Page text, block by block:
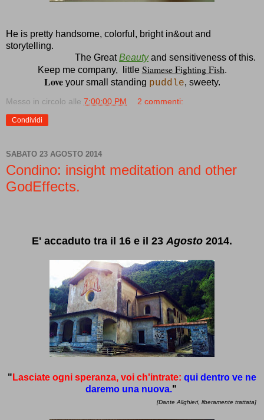
He is pretty handsome, colorful, bright in&out and
storytelling.
The GreatBeautyand sensitiveness of this.
Keep me company, little Siamese Fighting Fish.
Loveyour small standing puddle, sweety.
Messo in circolo alle 7:00:00 PM 2 commenti:
Condividi
SABATO 23 AGOSTO 2014
Condino: insight meditation and other
GodEffects.
E' accaduto tra il 16 e il 23 Agosto 2014.
" Lasciate ogni speranza, voi ch'intrate: qui dentro ve ne
daremo una nuova."
[Dante Alighieri, liberamente trattata]